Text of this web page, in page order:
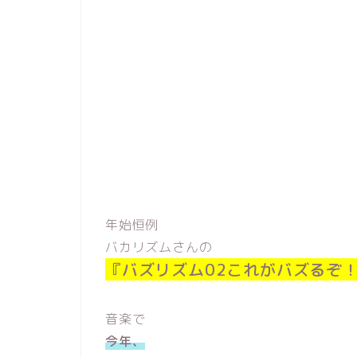
年始恒例
バカリズムさんの
『バズリズム02これがバズるぞ
音楽で
今年、